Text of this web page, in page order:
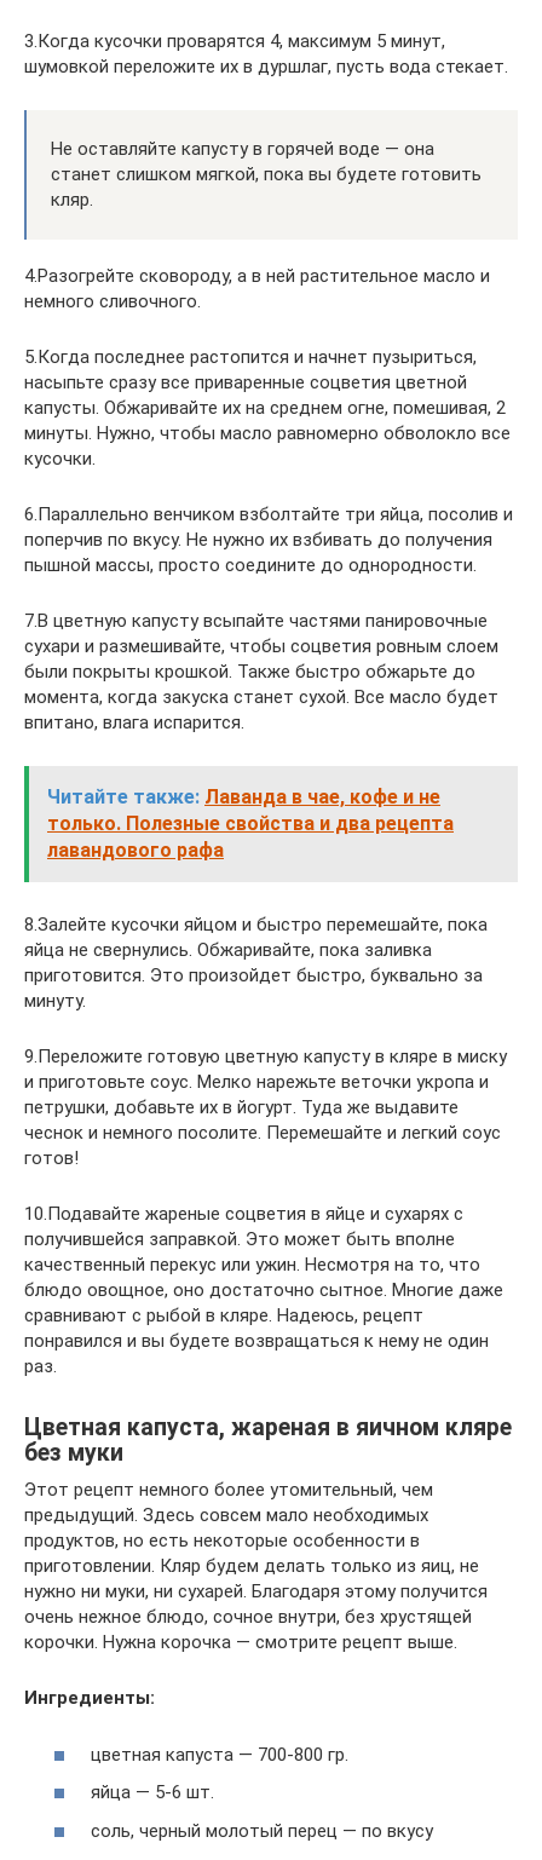
3.Когда кусочки проварятся 4, максимум 5 минут,
шумовкой переложите их в дуршлаг, пусть вода стекает.
Не оставляйте капусту в горячей воде — она
станет слишком мягкой, пока вы будете готовить
кляр.
4.Разогрейте сковороду, а в ней растительное масло и
немного сливочного.
5.Когда последнее растопится и начнет пузыриться,
насыпьте сразу все приваренные соцветия цветной
капусты. Обжаривайте их на среднем огне, помешивая, 2
минуты. Нужно, чтобы масло равномерно обволокло все
кусочки.
6.Параллельно венчиком взболтайте три яйца, посолив и
поперчив по вкусу. Не нужно их взбивать до получения
пышной массы, просто соедините до однородности.
7.В цветную капусту всыпайте частями панировочные
сухари и размешивайте, чтобы соцветия ровным слоем
были покрыты крошкой. Также быстро обжарьте до
момента, когда закуска станет сухой. Все масло будет
впитано, влага испарится.
Читайте также: Лаванда в чае, кофе и не
только. Полезные свойства и два рецепта
лавандового рафа
8.Залейте кусочки яйцом и быстро перемешайте, пока
яйца не свернулись. Обжаривайте, пока заливка
приготовится. Это произойдет быстро, буквально за
минуту.
9.Переложите готовую цветную капусту в кляре в миску
и приготовьте соус. Мелко нарежьте веточки укропа и
петрушки, добавьте их в йогурт. Туда же выдавите
чеснок и немного посолите. Перемешайте и легкий соус
готов!
10.Подавайте жареные соцветия в яйце и сухарях с
получившейся заправкой. Это может быть вполне
качественный перекус или ужин. Несмотря на то, что
блюдо овощное, оно достаточно сытное. Многие даже
сравнивают с рыбой в кляре. Надеюсь, рецепт
понравился и вы будете возвращаться к нему не один
раз.
Цветная капуста, жареная в яичном кляре
без муки
Этот рецепт немного более утомительный, чем
предыдущий. Здесь совсем мало необходимых
продуктов, но есть некоторые особенности в
приготовлении. Кляр будем делать только из яиц, не
нужно ни муки, ни сухарей. Благодаря этому получится
очень нежное блюдо, сочное внутри, без хрустящей
корочки. Нужна корочка — смотрите рецепт выше.
Ингредиенты:
цветная капуста — 700-800 гр.
яйца — 5-6 шт.
соль, черный молотый перец — по вкусу